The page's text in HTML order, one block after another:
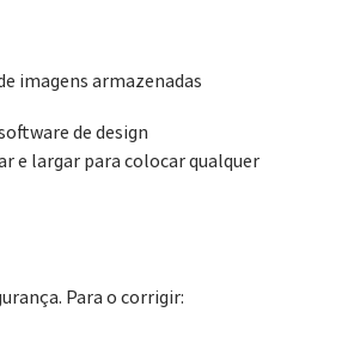
imagens armazenadas
de design
e largar para colocar qualquer
Para o corrigir: